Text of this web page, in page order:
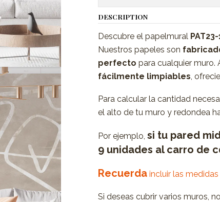
DESCRIPTION
Descubre el papelmural
Nuestros papeles son
perfecto para cualquier muro.
fácilmente limpiables,
Para calcular la cantidad
el alto de tu muro y redondea
Por ejemplo, si tu pared
9 unidades al carro de
Recuerda incluir las
Si deseas cubrir varios muros,